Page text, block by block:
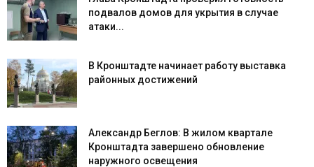
подвалов домов для укрытия в случае
атаки...
В Кронштадте начинает работу выставка
районных достижений
Александр Беглов: В жилом квартале
Кронштадта завершено обновление
наружного освещения